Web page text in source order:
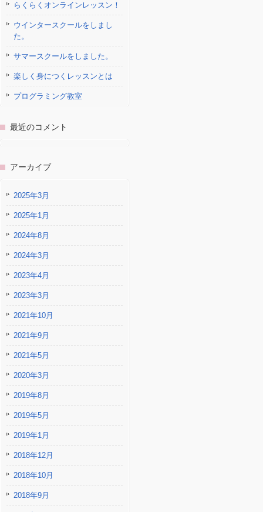
らくらくオンラインレッスン！
ウインタースクールをしまし
た。
サマースクールをしました。
楽しく身につくレッスンとは
プログラミング教室
最近のコメント
アーカイブ
2025年3月
2025年1月
2024年8月
2024年3月
2023年4月
2023年3月
2021年10月
2021年9月
2021年5月
2020年3月
2019年8月
2019年5月
2019年1月
2018年12月
2018年10月
2018年9月